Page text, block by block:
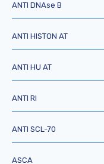
ANTI DNAse B
ANTI HISTON AT
ANTI HU AT
ANTI RI
ANTI SCL-70
ASCA